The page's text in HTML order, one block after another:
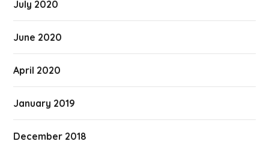
July 2020
June 2020
April 2020
January 2019
December 2018